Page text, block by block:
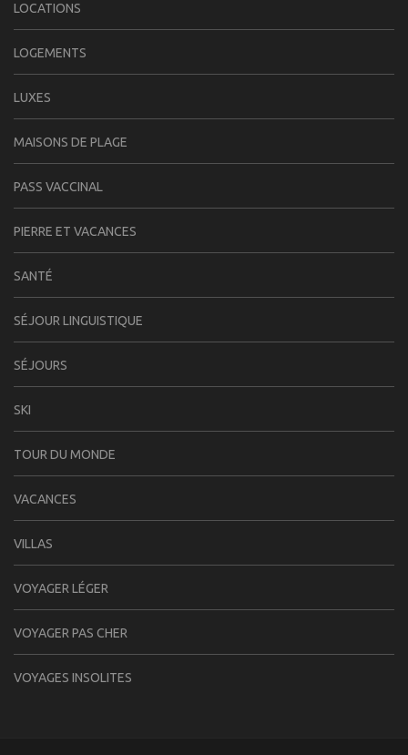
LOCATIONS
LOGEMENTS
LUXES
MAISONS DE PLAGE
PASS VACCINAL
PIERRE ET VACANCES
SANTÉ
SÉJOUR LINGUISTIQUE
SÉJOURS
SKI
TOUR DU MONDE
VACANCES
VILLAS
VOYAGER LÉGER
VOYAGER PAS CHER
VOYAGES INSOLITES